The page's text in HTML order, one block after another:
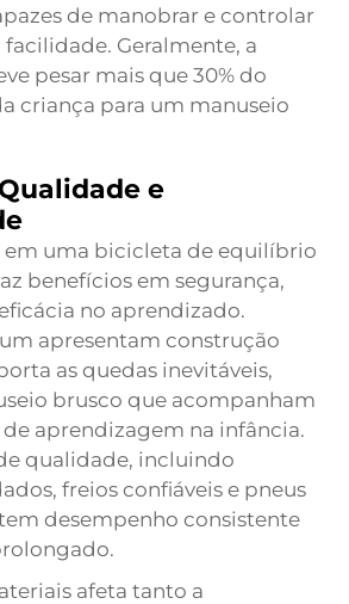
de manobrar e controlar
Geralmente, a
pesar mais que 30% do
criança para um manuseio
e
em uma bicicleta de equilíbrio
benefícios em segurança,
no aprendizado.
apresentam construção
as quedas inevitáveis,
brusco que acompanham
de aprendizagem na infância.
qualidade, incluindo
freios confiáveis e pneus
desempenho consistente
afeta tanto a